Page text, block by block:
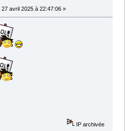
27 avril 2025 à 22:47:06 »
IP archivée